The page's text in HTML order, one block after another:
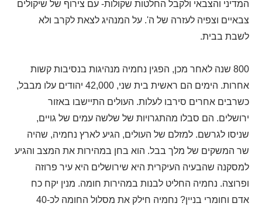
המדיני והצבאי ולקבל החלטות שקולות- עם צירוף של שיקולים
צבאיים וצפיה לעזרה של ה'. על המנהיג לצאת לקרב ולא
לשבת בבית.
800 שנה לאחר מכן, הפגין נחמיה מנהיגות בנסיבות קשות
אחרות. הימים הם ראשית בית שני, 42,000 יהודים עלו מבבל,
כשרבים אחרים סירבו לעלות. העולים התיישבו באזור
ירושלים. הם סבלו מהתגרויות של שלשה עמים של גויים,
שניסו לגרשם. למזלם של העולים, הגיע לארץ נחמיה, שהיה
שר המשקים של מלך בבל. הוא בחן במהירות את המצב והגיע
למסקנה שהבעיה העיקרית היא שירושלים היא עיר פרוזה
ופרוצה. נחמיה החליט לבנות במהירות חומה. מנין יקח כח
אדם וחומרי בניין? נחמיה חילק את מסלול החומה לכ-40